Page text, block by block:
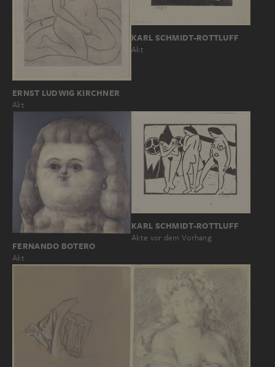
ERNST LUDWIG KIRCHNER
Akt
KARL SCHMIDT-ROTTLUFF
Akt
FERNANDO BOTERO
Akt
KARL SCHMIDT-ROTTLUFF
Akte vor dem Vorhang